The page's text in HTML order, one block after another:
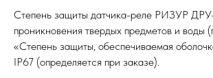
Степень защиты датчика-реле РИЗУР
проникновения твердых предметов и
«Степень защиты, обеспечиваемая
IP67 (определяется при заказе).